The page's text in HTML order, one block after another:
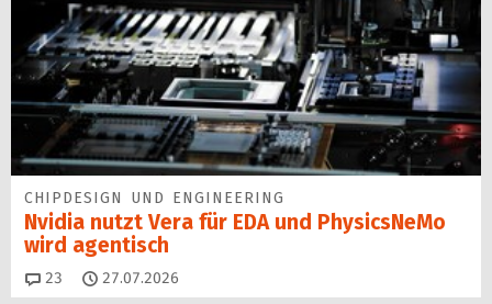
CHIPDESIGN UND ENGINEERING
Nvidia nutzt Vera für EDA und PhysicsNeMo
wird agentisch
23 Kommentare
27.07.2026